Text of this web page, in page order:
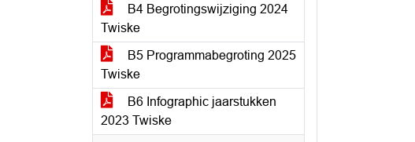
B4 Begrotingswijziging 2024
Twiske
B5 Programmabegroting 2025
Twiske
B6 Infographic jaarstukken
2023 Twiske